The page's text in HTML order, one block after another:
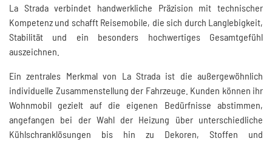
La Strada verbindet handwerkliche Präzision mit technischer
Kompetenz und schafft Reisemobile, die sich durch Langlebigkeit,
Stabilität und ein besonders hochwertiges Gesamtgefühl
auszeichnen.
Ein zentrales Merkmal von La Strada ist die außergewöhnlich
individuelle Zusammenstellung der Fahrzeuge. Kunden können ihr
Wohnmobil gezielt auf die eigenen Bedürfnisse abstimmen,
angefangen bei der Wahl der Heizung über unterschiedliche
Kühlschranklösungen bis hin zu Dekoren, Stoffen und